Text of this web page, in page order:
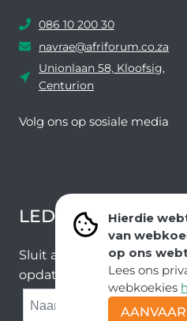
Hierdie
van
op ons
Lees ons
webkoekies
AANVAAR
086 10 200 30
navrae@afriforum.co.za
Unionlaan 58, Kloofsig,
Centurion
Volg ons ​​op sosiale media
LEDEVOORDELE
Sluit aan by ons e-poslys
opdaterings van ons